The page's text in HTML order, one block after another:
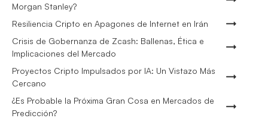
Morgan Stanley?
Resiliencia Cripto en Apagones de Internet en Irán
Crisis de Gobernanza de Zcash: Ballenas, Ética e
Implicaciones del Mercado
Proyectos Cripto Impulsados por IA: Un Vistazo Más
Cercano
¿Es Probable la Próxima Gran Cosa en Mercados de
Predicción?